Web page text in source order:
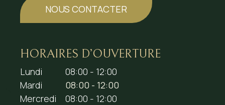
NOUS CONTACTER
HORAIRES D’OUVERTURE
Lundi
08:00 - 12:00
Mardi
08:00 - 12:00
Mercredi
08:00 - 12:00